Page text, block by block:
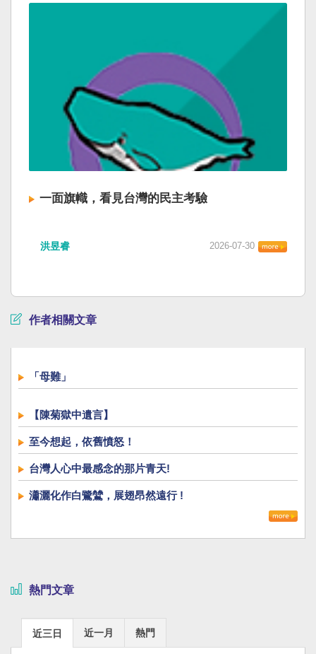
一面旗幟，看見台灣的民主考驗
洪昱睿 2026-07-30
作者相關文章
「母難」
【陳菊獄中遺言】
至今想起，依舊憤怒！
台灣人心中最感念的那片青天!
瀟灑化作白鷺鷥，展翅昂然遠行 !
熱門文章
近三日 近一月 熱門